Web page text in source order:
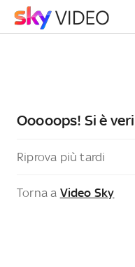
Ooooops! Si è
Riprova più tardi
Torna a Video Sky